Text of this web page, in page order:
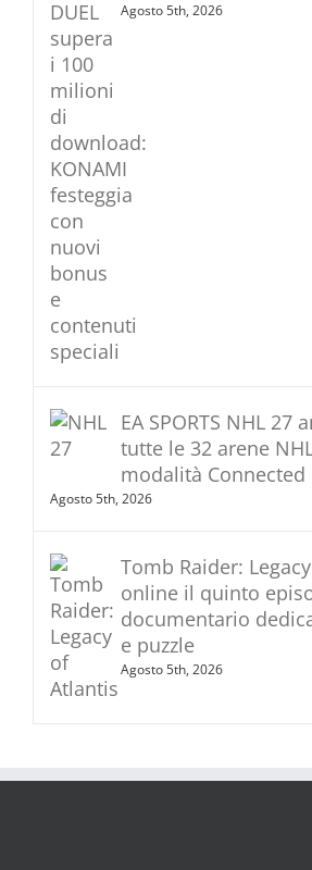
Agosto 5th, 2026
EA SPORTS NHL 27
tutte le 32 arene
modalità Connected
Agosto 5th, 2026
Tomb Raider:
online il quinto
documentario
e puzzle
Agosto 5th, 2026